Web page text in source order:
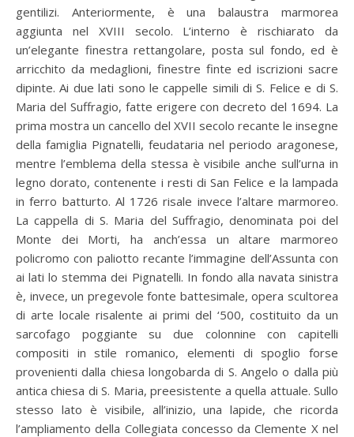
gentilizi. Anteriormente, è una balaustra marmorea
aggiunta nel XVIII secolo. L’interno è rischiarato da
un’elegante finestra rettangolare, posta sul fondo, ed è
arricchito da medaglioni, finestre finte ed iscrizioni sacre
dipinte. Ai due lati sono le cappelle simili di S. Felice e di S.
Maria del Suffragio, fatte erigere con decreto del 1694. La
prima mostra un cancello del XVII secolo recante le insegne
della famiglia Pignatelli, feudataria nel periodo aragonese,
mentre l’emblema della stessa è visibile anche sull’urna in
legno dorato, contenente i resti di San Felice e la lampada
in ferro batturto. Al 1726 risale invece l’altare marmoreo.
La cappella di S. Maria del Suffragio, denominata poi del
Monte dei Morti, ha anch’essa un altare marmoreo
policromo con paliotto recante l’immagine dell’Assunta con
ai lati lo stemma dei Pignatelli. In fondo alla navata sinistra
è, invece, un pregevole fonte battesimale, opera scultorea
di arte locale risalente ai primi del ‘500, costituito da un
sarcofago poggiante su due colonnine con capitelli
compositi in stile romanico, elementi di spoglio forse
provenienti dalla chiesa longobarda di S. Angelo o dalla più
antica chiesa di S. Maria, preesistente a quella attuale. Sullo
stesso lato è visibile, all’inizio, una lapide, che ricorda
l’ampliamento della Collegiata concesso da Clemente X nel